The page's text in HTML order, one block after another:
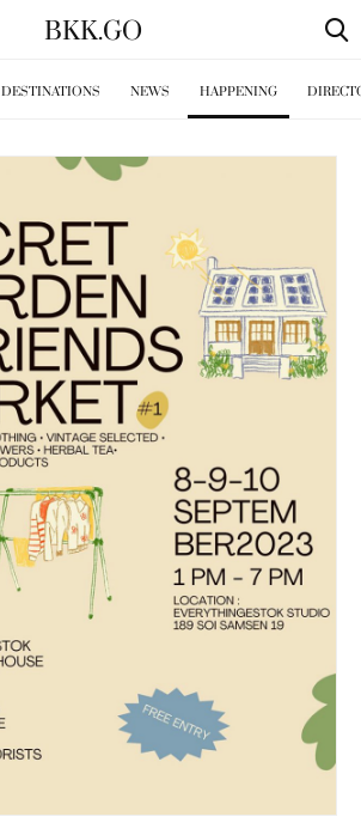
BKK.GO
DESTINATIONS NEWS HAPPENING